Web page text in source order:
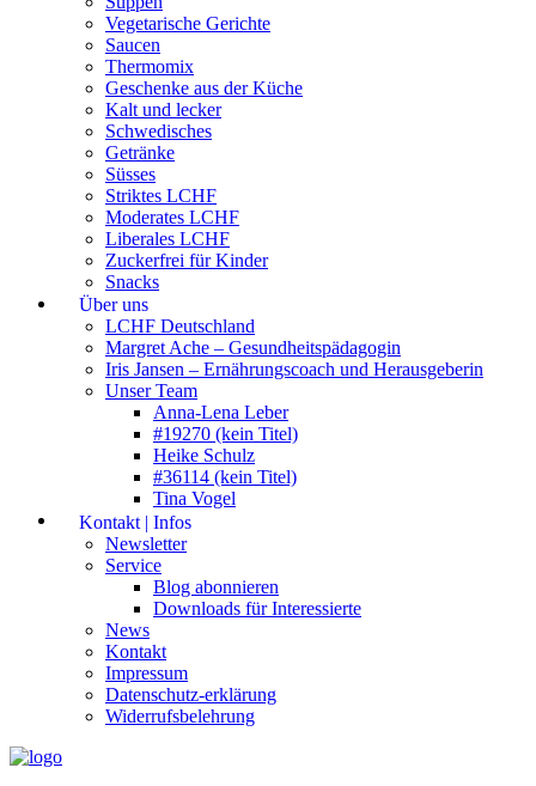
Vegetarische Gerichte
Saucen
Thermomix
Geschenke aus der Küche
Kalt und lecker
Schwedisches
Getränke
Süsses
Striktes LCHF
Moderates LCHF
Liberales LCHF
Zuckerfrei für Kinder
Snacks
Über uns
LCHF Deutschland
Margret Ache – Gesundheitspädagogin
Iris Jansen – Ernährungscoach und Herausgeberin
Unser Team
Anna-Lena Leber
#19270 (kein Titel)
Heike Schulz
#36114 (kein Titel)
Tina Vogel
Kontakt | Infos
Newsletter
Service
Blog abonnieren
Downloads für Interessierte
News
Kontakt
Impressum
Datenschutz-erklärung
Widerrufsbelehrung